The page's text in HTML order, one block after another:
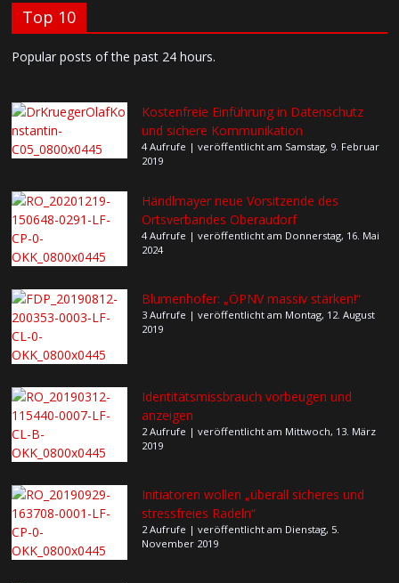
Top 10
Popular posts of the past 24 hours.
Kostenfreie Einführung in Datenschutz
und sichere Kommunikation
4 Aufrufe |veröffentlicht am Samstag, 9. Februar
2019
Händlmayer neue Vorsitzende des
Ortsverbandes Oberaudorf
4 Aufrufe |veröffentlicht am Donnerstag, 16. Mai
2024
Blumenhofer: „ÖPNV massiv stärken!“
3 Aufrufe |veröffentlicht am Montag, 12. August
2019
Identitätsmissbrauch vorbeugen und
anzeigen
2 Aufrufe |veröffentlicht am Mittwoch, 13. März
2019
Initiatoren wollen „überall sicheres und
stressfreies Radeln“
2 Aufrufe |veröffentlicht am Dienstag, 5.
November 2019